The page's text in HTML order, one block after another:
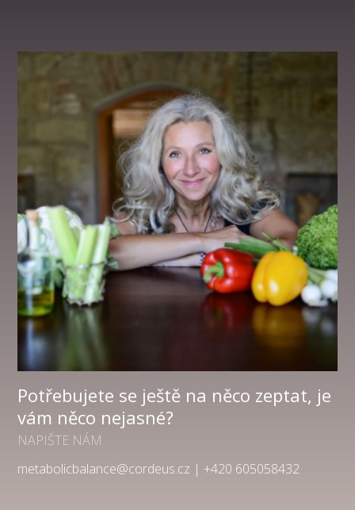
Potřebujete se ještě na něco zeptat, je
vám něco nejasné?
NAPIŠTE NÁM
metabolicbalance@cordeus.cz | +420 605058432